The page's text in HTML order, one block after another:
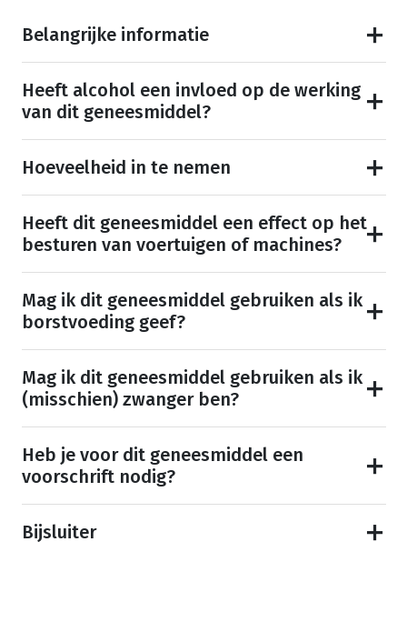
Belangrijke informatie
Heeft alcohol een invloed op de werking
van dit geneesmiddel?
Hoeveelheid in te nemen
Heeft dit geneesmiddel een effect op het
besturen van voertuigen of machines?
Mag ik dit geneesmiddel gebruiken als ik
borstvoeding geef?
Mag ik dit geneesmiddel gebruiken als ik
(misschien) zwanger ben?
Heb je voor dit geneesmiddel een
voorschrift nodig?
Bijsluiter